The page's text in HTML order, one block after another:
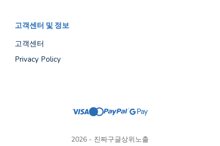
고객센터 및 정보
고객센터
Privacy Policy
2026 - 진짜구글상위노출